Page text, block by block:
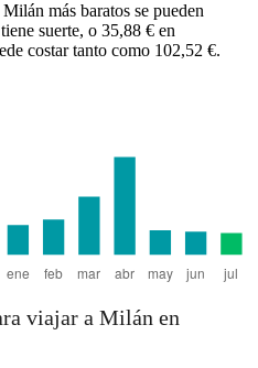
más baratos se pueden
suerte, o 35,88 € en
costar tanto como 102,52 €.
viajar a Milán en